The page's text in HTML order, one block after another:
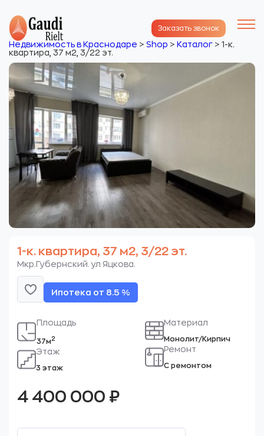
Заказать звонок
Недвижимость в Краснодаре > Shop > Каталог > 1-к.
квартира, 37 м2, 3/22 эт.
1-к. квартира, 37 м2, 3/22 эт.
Мкр.Губернский. ул Яцкова.
Ипотека от 8.5 %
Площадь
37м2
Этаж
3 этаж
Материал
Монолит/Кирпич
Ремонт
С ремонтом
4 400 000 ₽